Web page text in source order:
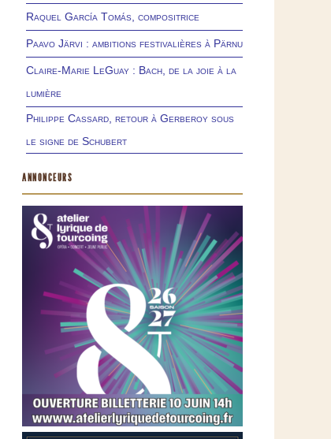
Raquel García Tomás, compositrice
Paavo Järvi : ambitions festivalières à Pärnu
Claire-Marie LeGuay : Bach, de la joie à la
lumière
Philippe Cassard, retour à Gerberoy sous
le signe de Schubert
ANNONCEURS